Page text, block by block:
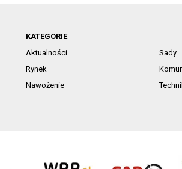
KATEGORIE
Aktualności
Sady
Rynek
Nawożenie